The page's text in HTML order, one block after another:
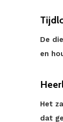
De
en
Het
dat